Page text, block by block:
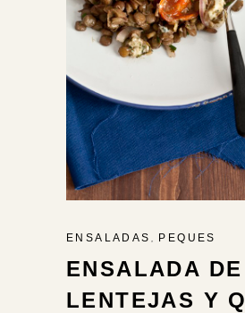
ENSALADAS , PEQUES
ENSALADA DE
LENTEJAS Y